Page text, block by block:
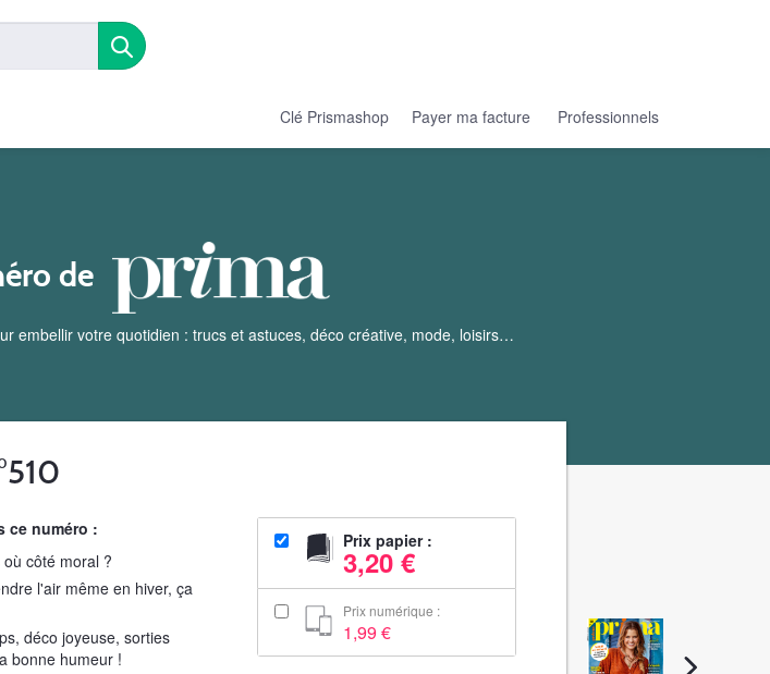
Clé Prismashop Payer ma facture Professionnels
de
embellir votre quotidien : trucs et astuces, déco créative, mode, loisirs…
ce numéro :
côté moral ?
l'air même en hiver, ça
déco joyeuse, sorties
bonne humeur !
Prix papier :
3,20 €
Prix numérique :
1,99 €